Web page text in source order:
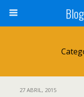
27 ABRIL, 2015